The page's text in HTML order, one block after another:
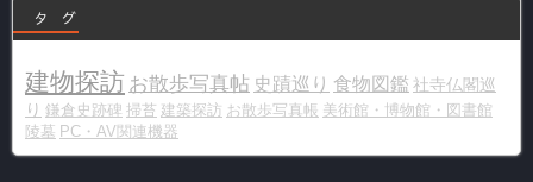
タ グ
建物探訪 お散歩写真帖 史蹟巡り 食物図鑑 社寺仏閣巡
り 鎌倉史跡碑 掃苔 建築探訪 お散歩写真帳 美術館・博物館・図書館
陵墓 PC・AV関連機器